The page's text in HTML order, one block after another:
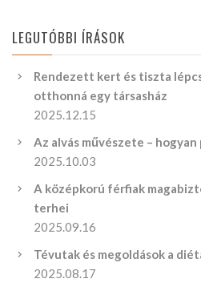
LEGUTÓBBI ÍRÁSOK
Rendezett kert és tiszta
otthonná egy társasház
2025.12.15
Az alvás művészete –
2025.10.03
A középkorú férfiak
terhei
2025.09.16
Tévutak és megoldások a
2025.08.17